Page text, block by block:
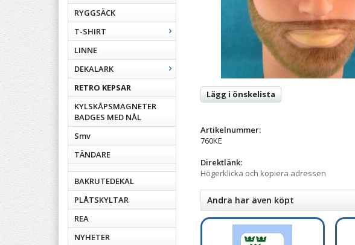
RYGGSÄCK
T-SHIRT
LINNE
DEKALARK
RETRO KEPSAR
KYLSKÅPSMAGNETER
BADGES MED NÅL
Smv
TÄNDARE
BAKRUTEDEKAL
PLÅTSKYLTAR
REA
NYHETER
Lägg i önskelista
Artikelnummer:
760KE
Direktlänk:
Högerklicka och kopiera adressen
Andra har även köpt